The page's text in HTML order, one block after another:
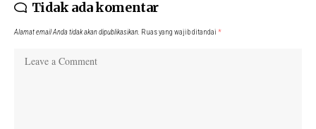
Tidak ada komentar
Alamat email Anda tidak akan dipublikasikan. Ruas yang wajib ditandai *